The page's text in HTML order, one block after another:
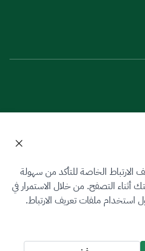
الموقع
والجمارك
الخاصة للتأكد من سهولة
التصفح. من خلال الاستمرار في
استخدام ملفات تعريف الارتباط.